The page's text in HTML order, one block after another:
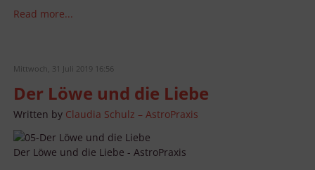
Read more...
Mittwoch, 31 Juli 2019 16:56
Der Löwe und die Liebe
Written by Claudia Schulz – AstroPraxis
Der Löwe und die Liebe - AstroPraxis